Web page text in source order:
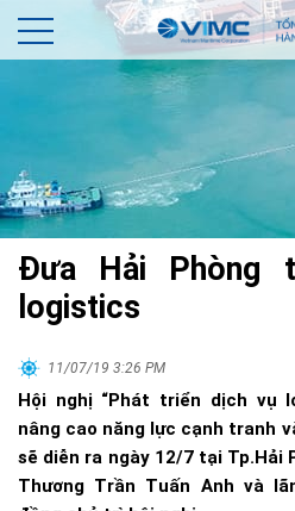
Đưa Hải Phòng
logistics
11/07/19 3:26 PM
Hội nghị “Phát triển dịch vụ
nâng cao năng lực cạnh tranh
sẽ diễn ra ngày 12/7 tại Tp.Hải
Thương Trần Tuấn Anh và